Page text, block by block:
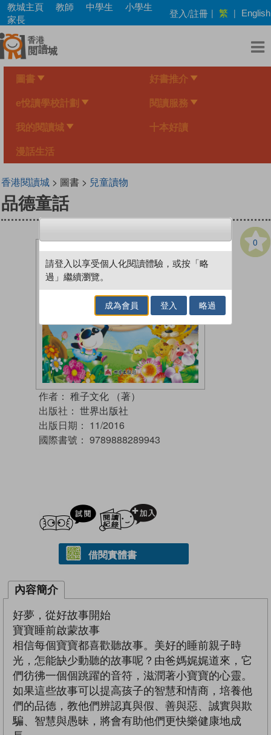
Skip
main
content
教城主頁 教師 中學生
小學生
家長
登入/註冊 | 繁 | English
圖書 好書推介
e悅讀學校計劃 閱讀服務
我的閱讀城 十本好讀
漫話生活
香港閱讀城> 圖書 > 兒童讀物
品德童話
0
作者： 稚子文化 （著）
出版社： 世界出版社
出版日期： 11/2016
國際書號： 9789888289943
試閲
借閱實體書
內容簡介
好夢，從好故事開始
寶寶睡前啟蒙故事
相信每個寶寶都喜歡聽故事。美好的睡前親子時
光，怎能缺少動聽的故事呢？由爸媽娓娓道來，它
們彷彿一個個跳躍的音符，滋潤著小寶寶的心靈。
如果這些故事可以提高孩子的智慧和情商，培養他
們的品德，教他們辨認真與假、善與惡、誠實與欺
騙、智慧與愚昧，將會有助他們更快樂健康地成
請登入以享受個人化閱讀體驗，或按「略
過」繼續瀏覽。
成為會員 登入 略過